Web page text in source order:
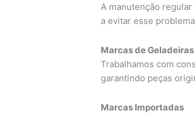
A manutenção
a evitar esse
Marcas de
Trabalhamos com
garantindo peças
Marcas Importadas